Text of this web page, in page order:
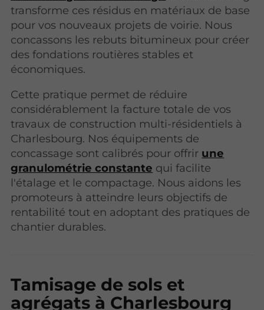
transforme ces résidus en matériaux de base
pour vos nouveaux projets de voirie. Nous
concassons les rebuts bitumineux pour créer
des fondations routières stables et
économiques.
Cette pratique permet de réduire
considérablement la facture totale de vos
travaux de construction multi-résidentiels à
Charlesbourg. Nos équipements de
concassage sont calibrés pour offrir une
granulométrie constante qui facilite
l'étalage et le compactage. Nous aidons les
promoteurs à atteindre leurs objectifs de
rentabilité tout en adoptant des pratiques de
chantier durables.
Tamisage de sols et
agrégats à Charlesbourg